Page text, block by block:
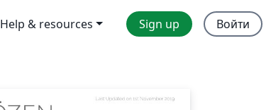
Help & resources Sign up Войти